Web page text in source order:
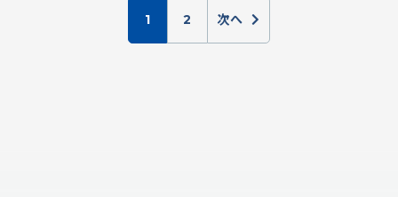
1 2 次へ